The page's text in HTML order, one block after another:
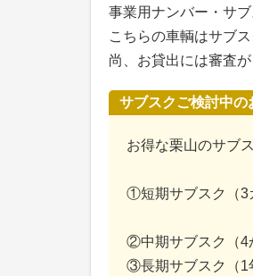
事業用ナンバー・サブ
こちらの車輌はサブ
尚、お貸出には審査
サブスクご検討中の
お得な栗山のサブ
①短期サブスク（3
②中期サブスク（4
③長期サブスク（1